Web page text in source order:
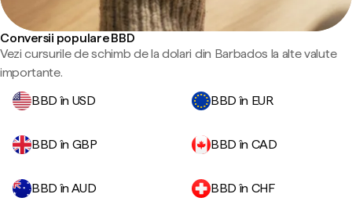
Conversii populare BBD
Vezi cursurile de schimb de la dolari din Barbados la alte valute
importante.
BBD în USD
BBD în EUR
BBD în GBP BBD în CAD
BBD în AUD BBD în CHF